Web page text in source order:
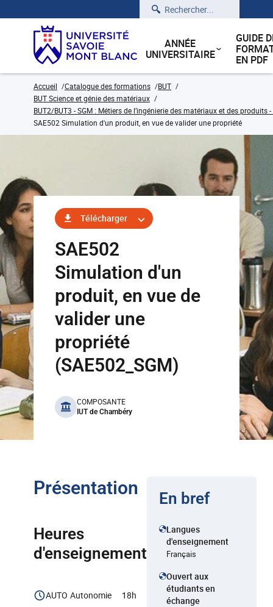
Rechercher
ANNÉE
UNIVERSITAIRE
GUIDE
EN PDF
Accueil Catalogue des formations
BUT
BUT Science et génie des matériaux
BUT2/BUT3 - SGM : Métiers de l’ingénierie des matériaux et des produits
SAE502 Simulation d'un produit, en vue de valider une propriété
Télécharger
SAE502
Simulation d'un
produit, en vue de
valider une
propriété
(SAE502_SGM)
benefits
COMPOSANTE
IUT de Chambéry
Présentation
Heures
d'enseignement
AUTO Autonomie 18h
En bref
Langues
d'enseignement
Français
Ouvert aux
étudiants en
échange